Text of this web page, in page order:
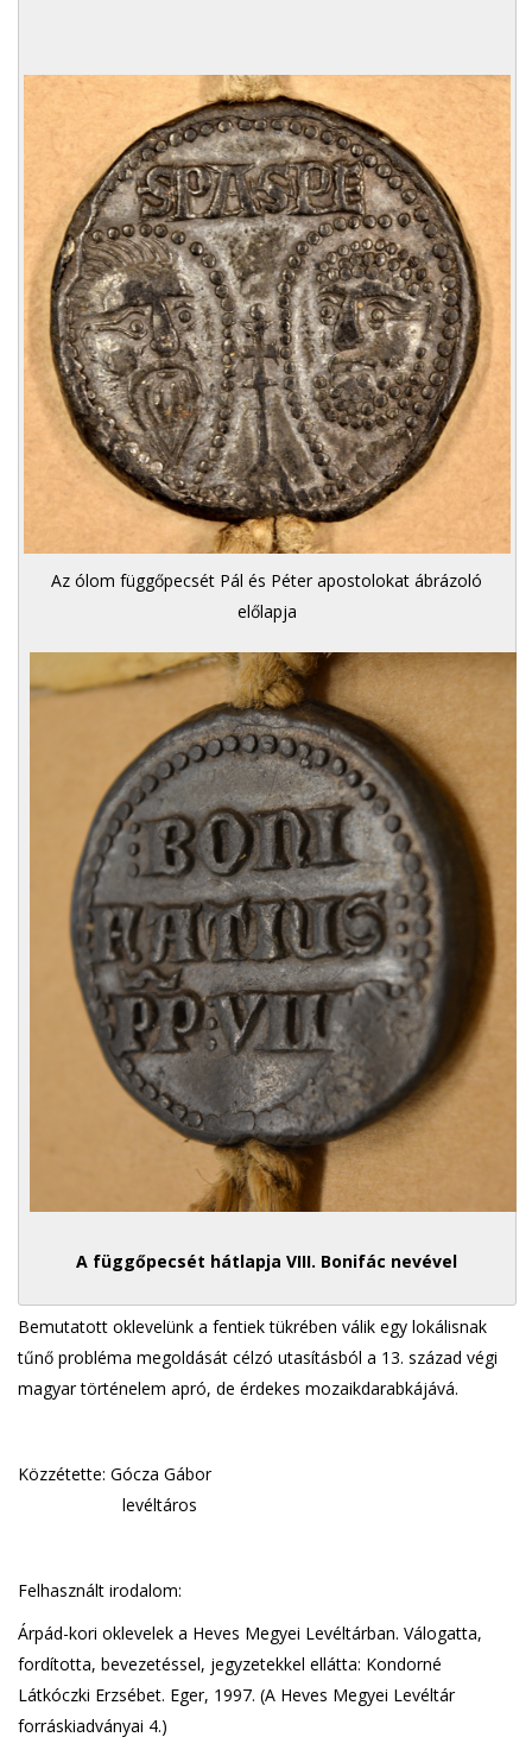
Az ólom függőpecsét Pál és Péter apostolokat ábrázoló
előlapja
A függőpecsét hátlapja VIII. Bonifác nevével
Bemutatott oklevelünk a fentiek tükrében válik egy lokálisnak
tűnő probléma megoldását célzó utasításból a 13. század végi
magyar történelem apró, de érdekes mozaikdarabkájává.
Közzétette: Gócza Gábor
levéltáros
Felhasznált irodalom:
Árpád-kori oklevelek a Heves Megyei Levéltárban. Válogatta,
fordította, bevezetéssel, jegyzetekkel ellátta: Kondorné
Látkóczki Erzsébet. Eger, 1997. (A Heves Megyei Levéltár
forráskiadványai 4.)